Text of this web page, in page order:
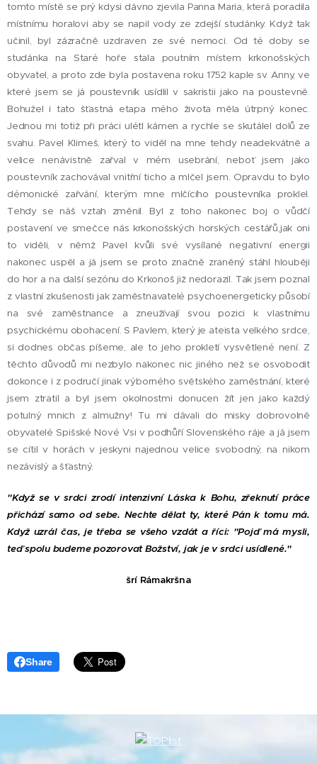
tomto místě se prý kdysi dávno zjevila Panna Maria, která poradila
místnímu horalovi aby se napil vody ze zdejší studánky. Když tak
učinil, byl zázračně uzdraven ze své nemoci. Od té doby se
studánka na Staré hoře stala poutním místem krkonošských
obyvatel, a proto zde byla postavena roku 1752 kaple sv. Anny, ve
které jsem se já poustevník usídlil v sakristii jako na poustevně.
Bohužel i tato šťastná etapa mého života měla útrpný konec.
Jednou mi totiž při práci ulétl kámen a rychle se skutálel dolů ze
svahu. Pavel Klimeš, který to viděl na mne tehdy neadekvátně a
velice nenávistně zařval v mém usebrání, neboť jsem jako
poustevník zachovával vnitřní ticho a mlčel jsem. Opravdu to bylo
démonické zařvání, kterým mne mlčícího poustevníka proklel.
Tehdy se náš vztah změnil. Byl z toho nakonec boj o vůdčí
postavení ve smečce nás krkonošských horských cestářů,jak oni
to viděli, v němž Pavel kvůli své vysílané negativní energii
nakonec uspěl a já jsem se proto značně zraněný stáhl hlouběji
do hor a na další sezónu do Krkonoš již nedorazil. Tak jsem poznal
z vlastní zkušenosti jak zaměstnavatelé psychoenergeticky působí
na své zaměstnance a zneužívají svou pozici k vlastnímu
psychickému obohacení. S Pavlem, který je ateista velkého srdce,
si dodnes občas píšeme, ale to jeho prokletí vysvětlené není. Z
těchto důvodů mi nezbylo nakonec nic jiného než se osvobodit
dokonce i z područí jinak výborného světského zaměstnání, které
jsem ztratil a byl jsem okolnostmi donucen žít jen jako každý
potulný mnich z almužny! Tu mi dávali do misky dobrovolně
obyvatelé Spišské Nové Vsi v podhůří Slovenského ráje a já jsem
se cítil v horách v jeskyni najednou velice svobodný, na nikom
nezávislý a šťastný.
"Když se v srdci zrodí intenzivní Láska k Bohu, zřeknutí práce
přichází samo od sebe. Nechte dělat ty, které Pán k tomu má.
Když uzrál čas, je třeba se všeho vzdát a říci: "Pojď má mysli,
teď spolu budeme pozorovat Božství, jak je v srdci usídlené."
šrí Rámakršna
Share